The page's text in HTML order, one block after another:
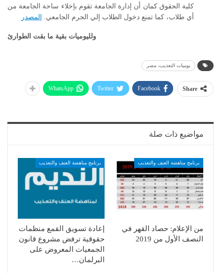
كلية الحقوق كمان أن إدارة الجامعة تقوم بإخلاء ساحة الجامعة من
أي طلاب، كما تمنع دخول الطلاب إلي الحرم الجامعي.
المصدر
ولليوميات بقية ما بقت الطوارئ
يوميات التعذيب، مصر
Share
Facebook
Twitter
WhatsApp
مواضيع ذات صلة
برنامج مناهضة العنف والتعذيب
من الإعلام: حصاد القهر في
النصف الأول من 2019
برنامج مناهضة العنف والتعذيب
إعادة تسويق القمع منظمات
حقوقية ترفض مشروع قانون
الجمعيات المعروض على
البرلمان…